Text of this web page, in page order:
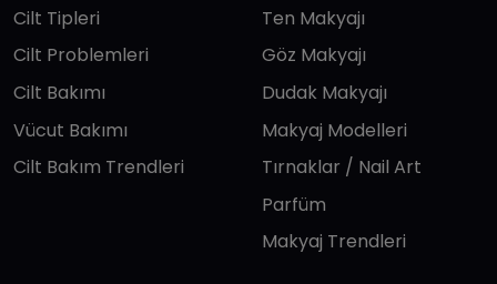
Cilt Tipleri
Cilt Problemleri
Cilt Bakımı
Vücut Bakımı
Cilt Bakım Trendleri
Ten Makyajı
Göz Makyajı
Dudak Makyajı
Makyaj Modelleri
Tırnaklar / Nail Art
Parfüm
Makyaj Trendleri